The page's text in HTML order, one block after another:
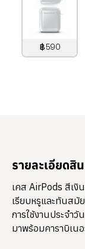
฿590
รายละเอียดสิ
เคส AirPods สีเ
เรียบหรูและทันสมั
การใช้งานประจำ
มาพร้อมคาราบิเน